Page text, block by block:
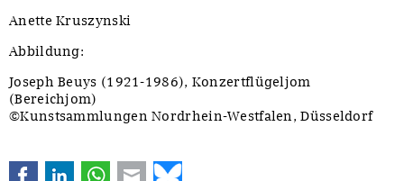
Anette Kruszynski
Abbildung:
Joseph Beuys (1921-1986), Konzertflügeljom
(Bereichjom)
©Kunstsammlungen Nordrhein-Westfalen, Düsseldorf
FacebookLinkedInWhatsApp
E-mail